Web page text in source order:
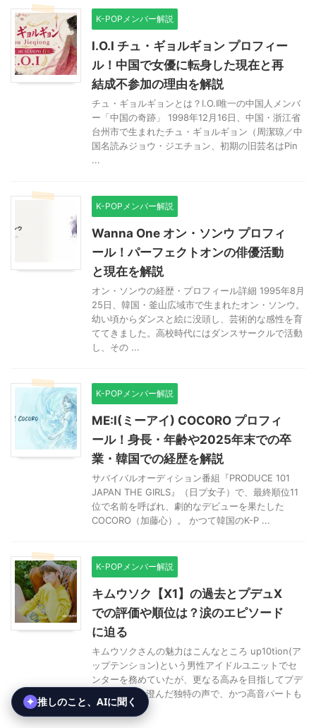
K-POPメンバー解説
I.O.I チュ・ギョルギョン プロフィー
ル！中国で女優に転身した現在と再
結成不参加の理由を解説
チュ・ギョルギョンとは？I.O.I唯一の中国人メンバ
ー「中国の奇跡」 1998年12月16日、中国・浙江省
台州市で生まれたチュ・ギョルギョン（周潔琼／中
国名読みジョウ・ジエチョン、初期の旧芸名はPin
...
K-POPメンバー解説
Wanna One オン・ソンウ プロフィ
ール！パーフェクトオンの俳優活動
と現在を解説
オン・ソンウの経歴・プロフィール詳細 1995年8月
25日、韓国・釜山広域市で生まれたオン・ソンウ。
幼い頃からダンスと絵に没頭し、芸術的な感性を育
ててきました。高校時代にはダンスサークルで活動
し、その ...
K-POPメンバー解説
ME:I(ミーアイ) COCORO プロフィ
ール！身長・年齢や2025年末での卒
業・韓国での経歴を解説
サバイバルオーディション番組『PRODUCE 101
JAPAN THE GIRLS』（日プ女子）で、最終順位11
位で名前を呼ばれ、劇的なデビューを果たした
COCORO（加藤心）。 かつて韓国のK-P ...
K-POPメンバー解説
キムウソク【X1】の過去とプデュX
での評価や順位は？涙のエピソード
に迫る
キムウソクさんの魅力はこんなところ up10tion(ア
ップテンション)という男性アイドルユニットでセ
ンターを務めていたが、更なる高みを目指してプデ
ュXに出場！ 澄んだ独特の声で、かつ高音パートも
出せ ...